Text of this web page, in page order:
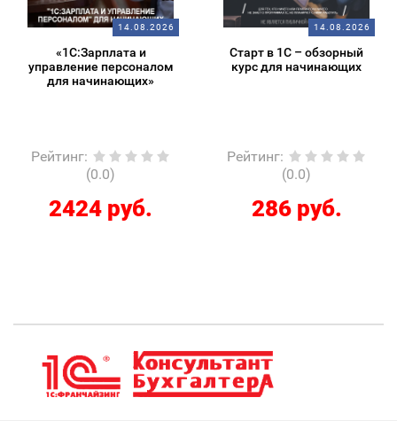
14.08.2026
«1С:Зарплата и
управление персоналом
для начинающих»
Рейтинг:
(0.0)
2424 руб.
14.08.2026
Старт в 1С – обзорный
курс для начинающих
Рейтинг:
(0.0)
286 руб.